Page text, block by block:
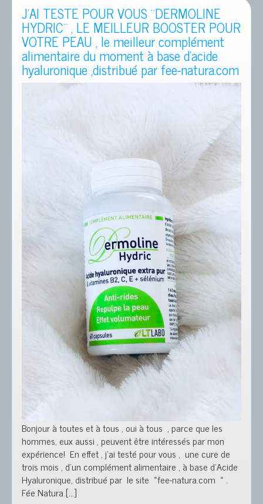
J’AI TESTE POUR VOUS ¨DERMOLINE
HYDRIC¨ , LE MEILLEUR BOOSTER POUR
VOTRE PEAU , le meilleur complément
alimentaire du moment à base d’acide
hyaluronique ,distribué par fee-natura.com
Bonjour à toutes et à tous , oui à tous , parce que les
hommes, eux aussi , peuvent être intéressés par mon
expérience! En effet , j’ai testé pour vous , une cure de
trois mois , d’un complément alimentaire , à base d’Acide
Hyaluronique, distribué par le site »fee-natura.com » .
Fée Natura […]